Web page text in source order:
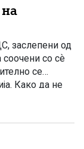
заслепени од
соочени со сѐ
се
Како да не
пад и